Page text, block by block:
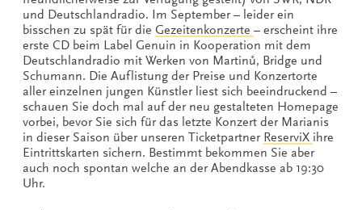
und Deutschlandradio. Im September – leider ein
bisschen zu spät für die Gezeitenkonzerte – erscheint ihre
erste CD beim Label Genuin in Kooperation mit dem
Deutschlandradio mit Werken von Martinů, Bridge und
Schumann. Die Auflistung der Preise und Konzertorte
aller einzelnen jungen Künstler liest sich beeindruckend –
schauen Sie doch mal auf der neu gestalteten Homepage
vorbei, bevor Sie sich für das letzte Konzert der Marianis
in dieser Saison über unseren Ticketpartner ReserviX ihre
Eintrittskarten sichern. Bestimmt bekommen Sie aber
auch noch spontan welche an der Abendkasse ab 19:30
Uhr.